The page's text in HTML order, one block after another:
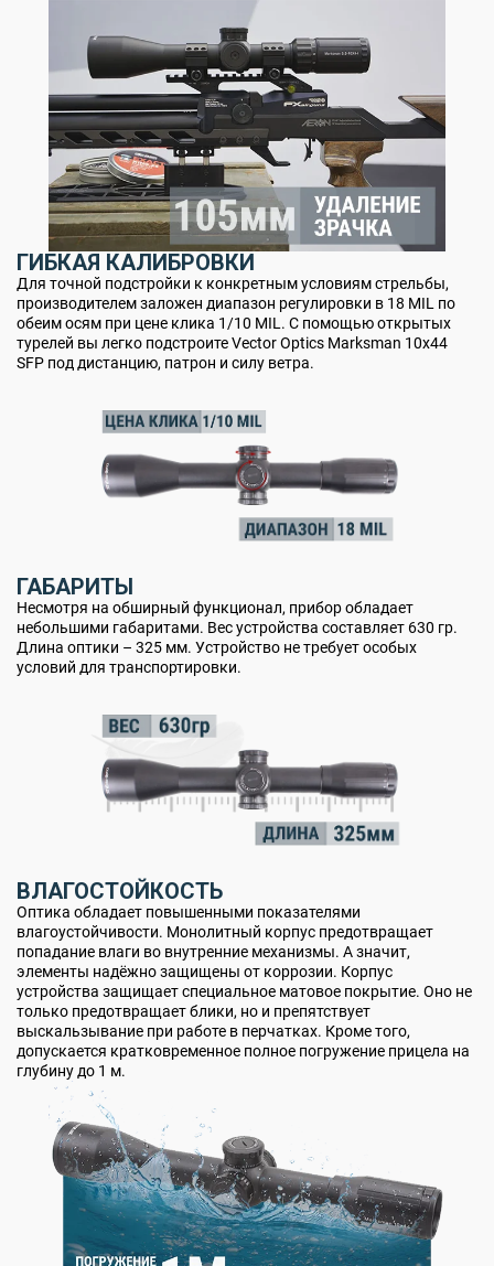
ГИБКАЯ КАЛИБРОВКИ
Для точной подстройки к конкретным условиям стрельбы,
производителем заложен диапазон регулировки в 18 MIL по
обеим осям при цене клика 1/10 MIL. С помощью открытых
турелей вы легко подстроите Vector Optics Marksman 10x44
SFP под дистанцию, патрон и силу ветра.
ГАБАРИТЫ
Несмотря на обширный функционал, прибор обладает
небольшими габаритами. Вес устройства составляет 630 гр.
Длина оптики – 325 мм. Устройство не требует особых
условий для транспортировки.
ВЛАГОСТОЙКОСТЬ
Оптика обладает повышенными показателями
влагоустойчивости. Монолитный корпус предотвращает
попадание влаги во внутренние механизмы. А значит,
элементы надёжно защищены от коррозии. Корпус
устройства защищает специальное матовое покрытие. Оно не
только предотвращает блики, но и препятствует
выскальзывание при работе в перчатках. Кроме того,
допускается кратковременное полное погружение прицела на
глубину до 1 м.